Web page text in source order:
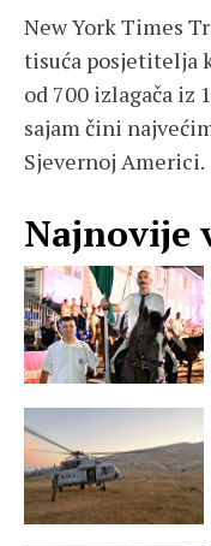
New York Times
tisuća posjetitelja
od 700 izlagača iz
sajam čini
Sjevernoj Americi.
Najnovije